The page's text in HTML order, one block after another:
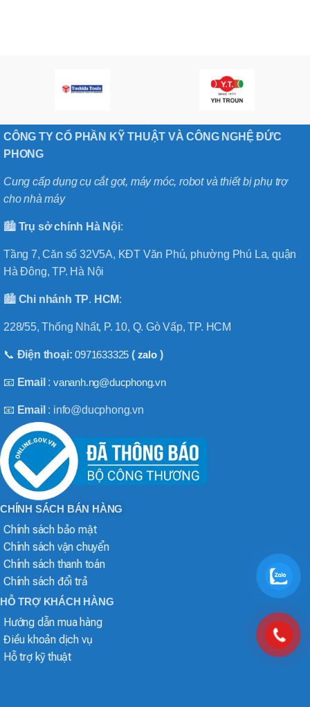
CÔNG TY CỔ PHẦN KỸ THUẬT VÀ CÔNG NGHỆ ĐỨC
PHONG
Cung cấp dụng cụ cắt gọt, máy móc, robot và thiết bị phụ trợ
cho nhà máy
🏙️ Trụ sở chính Hà Nội:
Tầng 7, Căn số 32V5A, KĐT Văn Phú, phường Phú La, quận
Hà Đông, TP. Hà Nội
🏙️ Chi nhánh TP. HCM:
228/55, Thống Nhất, P. 10, Q. Gò Vấp, TP. HCM
📞 Điện thoại:0971633325 ( zalo)
📧 Email :vananh.ng@ducphong.vn
📧 Email : info@ducphong.vn
CHÍNH SÁCH BÁN HÀNG
Chính sách bảo mật
Chính sách vận chuyển
Chính sách thanh toán
Chính sách đổi trả
HỖ TRỢ KHÁCH HÀNG
Hướng dẫn mua hàng
Điều khoản dịch vụ
Hỗ trợ kỹ thuật